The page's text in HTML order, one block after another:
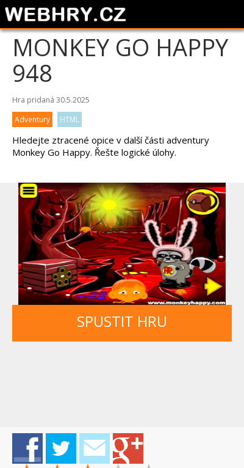
MONKEY GO HAPPY
948
Hra pridaná 30.5.2025
Adventury
HTML
Hledejte ztracené opice v další části adventury
Monkey Go Happy. Řešte logické úlohy.
SPUSTIT HRU